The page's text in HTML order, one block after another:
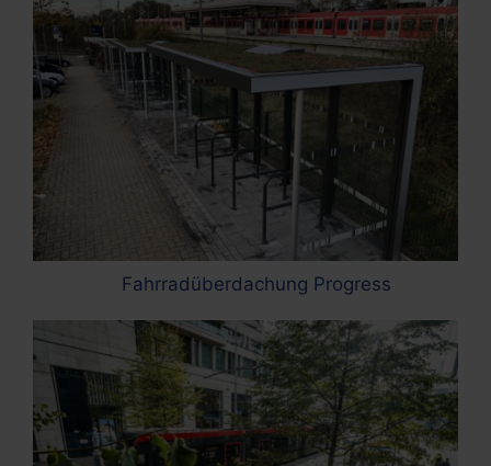
Fahrradüberdachung Progress